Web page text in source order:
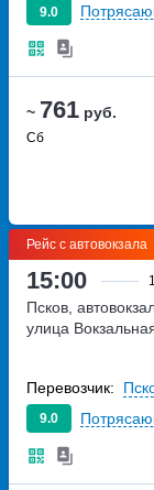
~ 761 руб.
Сб
9.0
Рейс с автовокзала
15:00
Псков,
улица
9.0
Перевозчик: